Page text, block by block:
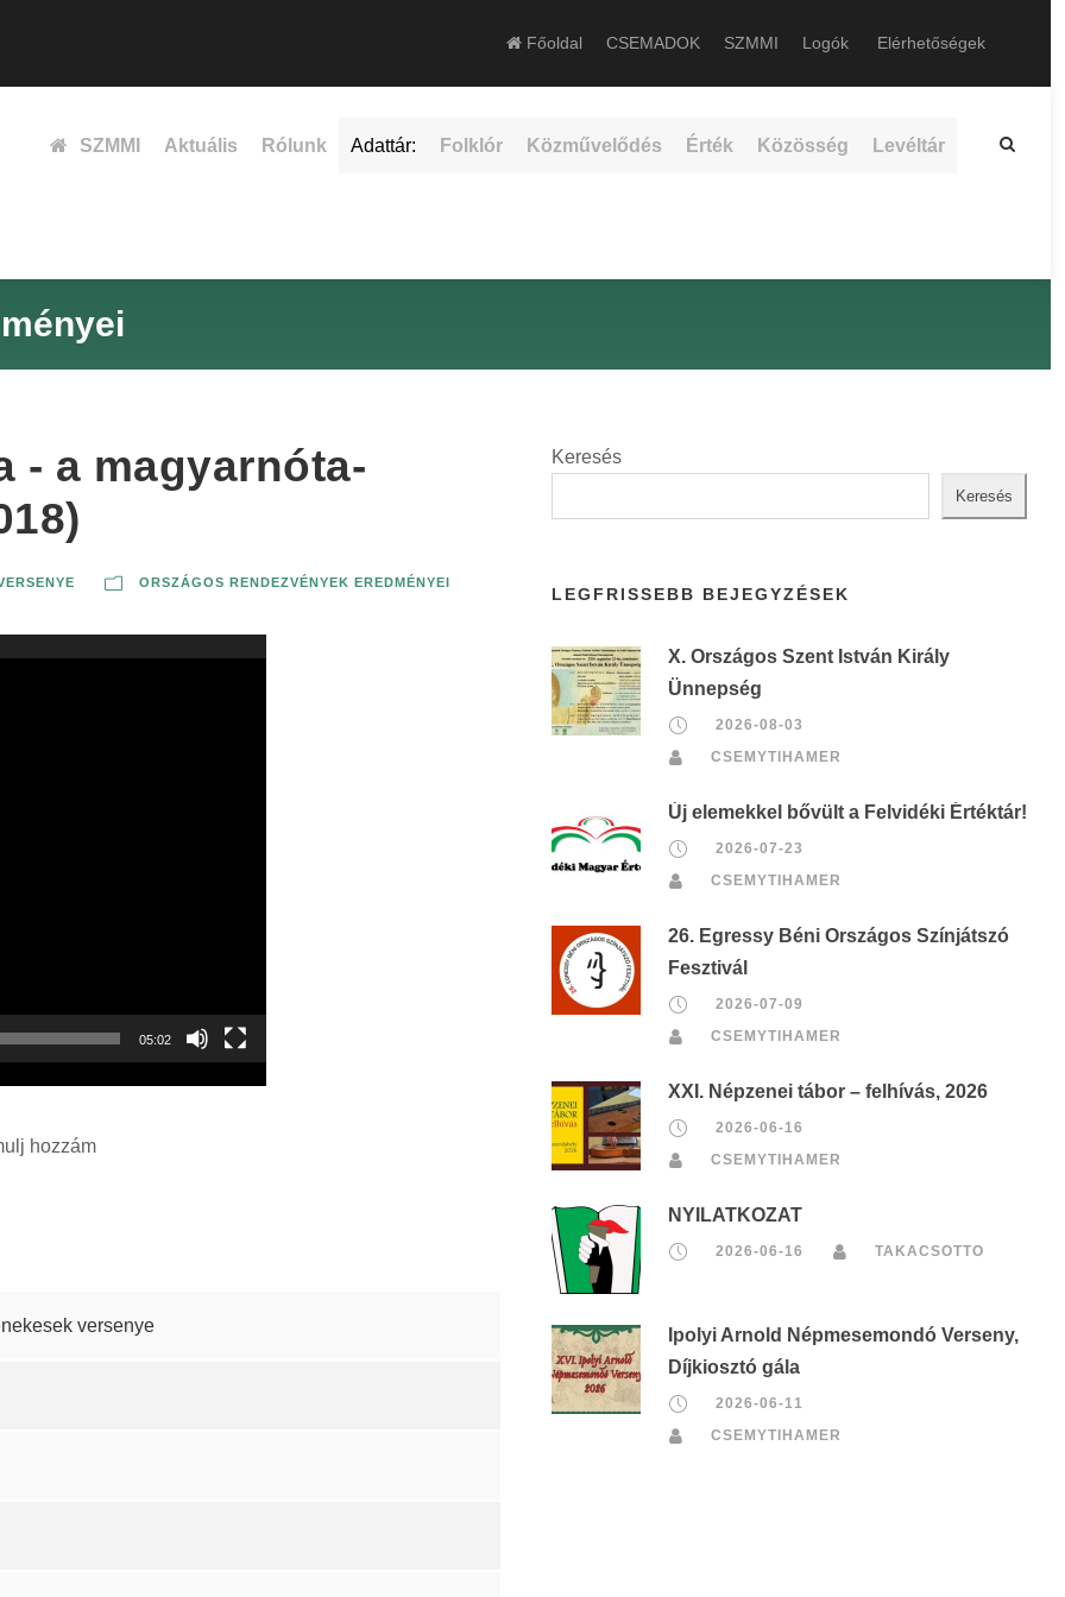
Főoldal CSEMADOK SZMMI Logók Elérhetőségek
SZMMI Aktuális Rólunk Adattár: Folklór Közművelődés Érték Közösség Levéltár
- a magyarnóta-
ORSZÁGOS RENDEZVÉNYEK EREDMÉNYEI
05:02
hozzám
versenye
Keresés
Keresés
LEGFRISSEBB BEJEGYZÉSEK
X. Országos Szent István Király
Ünnepség
2026-08-03
CSEMYTIHAMER
Új elemekkel bővült a Felvidéki Értéktár!
2026-07-23
CSEMYTIHAMER
26. Egressy Béni Országos Színjátszó
Fesztivál
2026-07-09
CSEMYTIHAMER
XXI. Népzenei tábor – felhívás, 2026
2026-06-16
CSEMYTIHAMER
NYILATKOZAT
2026-06-16 TAKACSOTTO
Ipolyi Arnold Népmesemondó Verseny,
Díjkiosztó gála
2026-06-11
CSEMYTIHAMER